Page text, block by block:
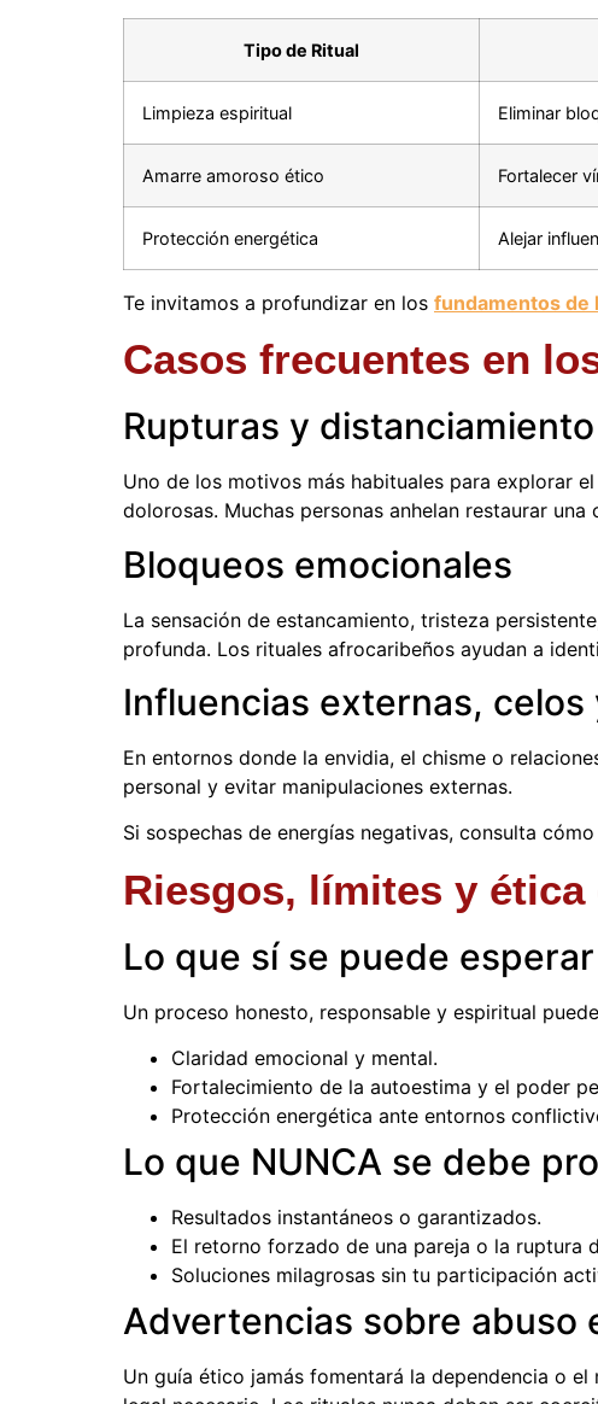
Tipo de Ritual
Limpieza espiritual Eliminar
Amarre amoroso ético Fortalecer
Protección energética Alejar
Te invitamos a profundizar en los fundamentos de
Casos frecuentes en
Rupturas y distanciamiento
Uno de los motivos más habituales para explorar
dolorosas. Muchas personas anhelan restaurar
Bloqueos emocionales
La sensación de estancamiento, tristeza
profunda. Los rituales afrocaribeños ayudan a
Influencias externas, celos
En entornos donde la envidia, el chisme o
personal y evitar manipulaciones externas.
Si sospechas de energías negativas, consulta cómo
Riesgos, límites y
Lo que sí se puede esperar
Un proceso honesto, responsable y espiritual
Claridad emocional y mental.
Fortalecimiento de la autoestima y el poder
Protección energética ante entornos
Lo que NUNCA se debe
Resultados instantáneos o garantizados.
El retorno forzado de una pareja o la ruptura
Soluciones milagrosas sin tu participación
Advertencias sobre abuso
Un guía ético jamás fomentará la dependencia o